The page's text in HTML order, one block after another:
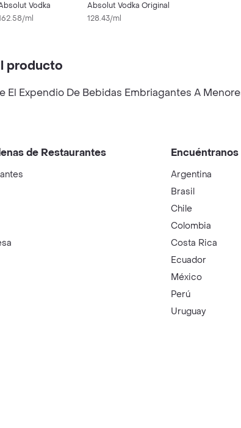
Vodka
ml
Absolut Vodka Original
128.43/ml
producto
El Expendio De Bebidas Embriagantes A
de Restaurantes
Argentina
Brasil
Chile
Colombia
Costa Rica
Ecuador
México
Perú
Uruguay